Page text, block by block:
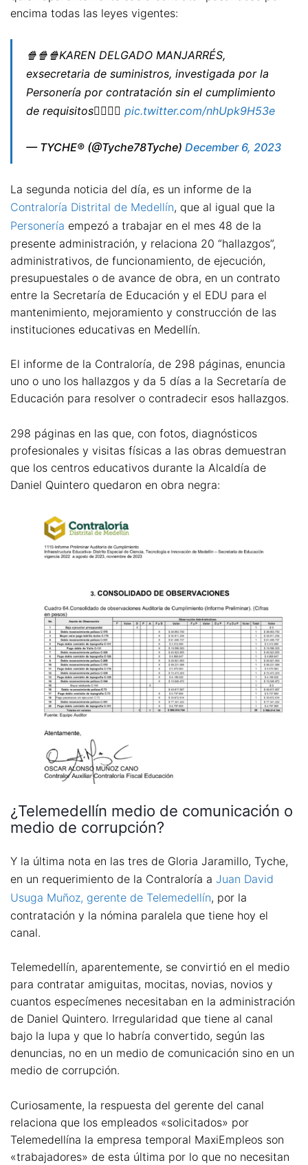
encima todas las leyes vigentes:
🍿🍿🍿KAREN DELGADO MANJARRÉS,
exsecretaria de suministros, investigada por la
Personería por contratación sin el cumplimiento
de requisitos👇🏻👇🏻 pic.twitter.com/nhUpk9H53e
— TYCHE® (@Tyche78Tyche) December 6, 2023
La segunda noticia del día, es un informe de la
Contraloría Distrital de Medellín, que al igual que la
Personería empezó a trabajar en el mes 48 de la
presente administración, y relaciona 20 “hallazgos”,
administrativos, de funcionamiento, de ejecución,
presupuestales o de avance de obra, en un contrato
entre la Secretaría de Educación y el EDU para el
mantenimiento, mejoramiento y construcción de las
instituciones educativas en Medellín.
El informe de la Contraloría, de 298 páginas, enuncia
uno o uno los hallazgos y da 5 días a la Secretaría de
Educación para resolver o contradecir esos hallazgos.
298 páginas en las que, con fotos, diagnósticos
profesionales y visitas físicas a las obras demuestran
que los centros educativos durante la Alcaldía de
Daniel Quintero quedaron en obra negra:
¿Telemedellín medio de comunicación o
medio de corrupción?
Y la última nota en las tres de Gloria Jaramillo, Tyche,
en un requerimiento de la Contraloría a Juan David
Usuga Muñoz, gerente de Telemedellín, por la
contratación y la nómina paralela que tiene hoy el
canal.
Telemedellín, aparentemente, se convirtió en el medio
para contratar amiguitas, mocitas, novias, novios y
cuantos especímenes necesitaban en la administración
de Daniel Quintero. Irregularidad que tiene al canal
bajo la lupa y que lo habría convertido, según las
denuncias, no en un medio de comunicación sino en un
medio de corrupción.
Curiosamente, la respuesta del gerente del canal
relaciona que los empleados «solicitados» por
Telemedellína la empresa temporal MaxiEmpleos son
«trabajadores» de esta última por lo que no necesitan